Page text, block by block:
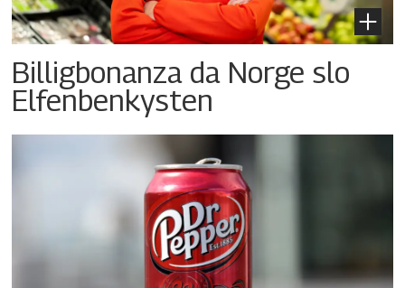
Billigbonanza da Norge slo
Elfenbenkysten